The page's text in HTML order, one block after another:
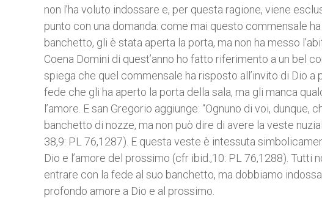
non l’ha voluto indossare e, per questa ragione, viene
punto con una domanda: come mai questo commensale
banchetto, gli è stata aperta la porta, ma non ha messo
Coena Domini di quest’anno ho fatto riferimento a un bel
spiega che quel commensale ha risposto all’invito di Dio
fede che gli ha aperto la porta della sala, ma gli manca
l’amore. E san Gregorio aggiunge: “Ognuno di voi,
banchetto di nozze, ma non può dire di avere la veste
38,9: PL 76,1287). E questa veste è intessuta
Dio e l’amore del prossimo (cfr ibid.,10: PL 76,1288).
entrare con la fede al suo banchetto, ma dobbiamo
profondo amore a Dio e al prossimo.